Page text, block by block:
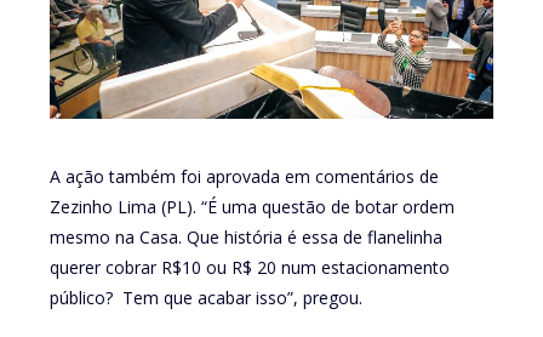
A ação também foi aprovada em comentários de
Zezinho Lima (PL). “É uma questão de botar ordem
mesmo na Casa. Que história é essa de flanelinha
querer cobrar R$10 ou R$ 20 num estacionamento
público? Tem que acabar isso”, pregou.